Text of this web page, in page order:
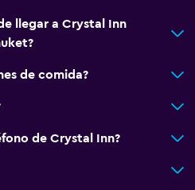
llegar a Crystal Inn
de comida?
de Crystal Inn?